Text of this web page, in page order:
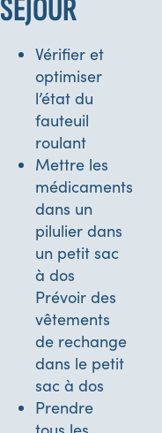
SÉJOUR
Vérifier et
optimiser
l’état du
fauteuil
roulant
Mettre les
médicaments
dans un
pilulier dans
un petit sac
à dos
Prévoir des
vêtements
de rechange
dans le petit
sac à dos
Prendre